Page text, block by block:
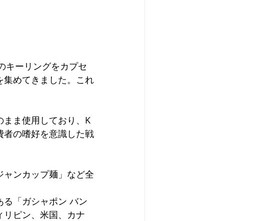
キーリングをカプセ
集めてきました。これ
ま使用しており、K
者の嗜好を意識した戦
ンカップ麺」など全
「ガシャポン バン
ピン、米国、カナ